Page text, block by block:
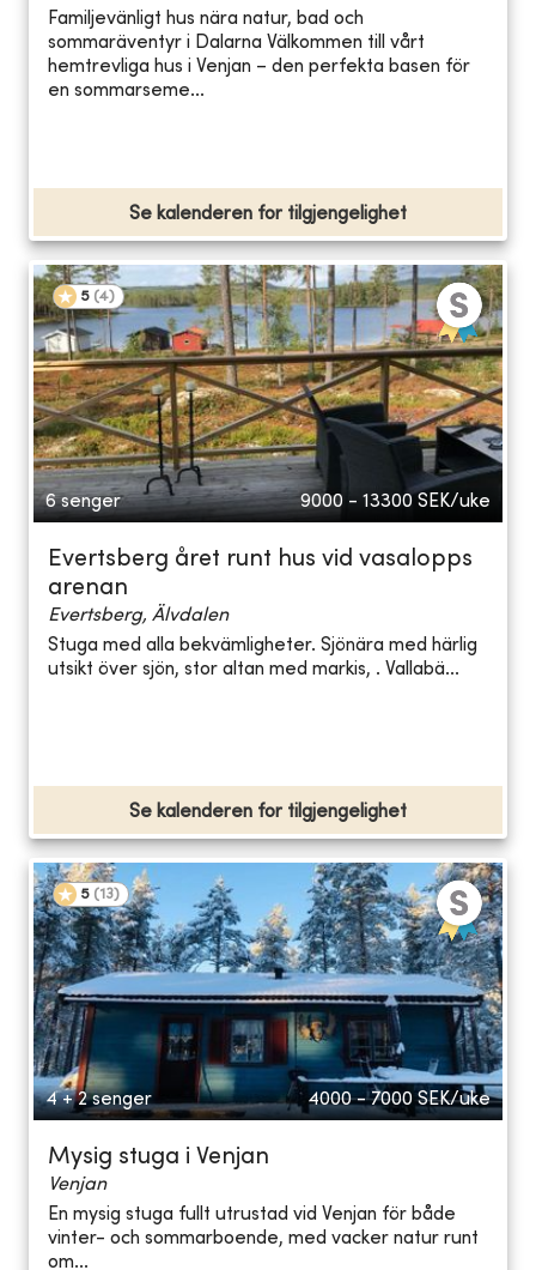
Familjevänligt hus nära natur, bad och
sommaräventyr i Dalarna Välkommen till vårt
hemtrevliga hus i Venjan – den perfekta basen för
en sommarseme...
Se kalenderen for tilgjengelighet
5 (4)
6 senger 9000 - 13300 SEK/uke
Evertsberg året runt hus vid vasalopps
arenan
Evertsberg, Älvdalen
Stuga med alla bekvämligheter. Sjönära med härlig
utsikt över sjön, stor altan med markis, . Vallabä...
Se kalenderen for tilgjengelighet
5 (13)
4 + 2 senger 4000 - 7000 SEK/uke
Mysig stuga i Venjan
Venjan
En mysig stuga fullt utrustad vid Venjan för både
vinter- och sommarboende, med vacker natur runt
om...